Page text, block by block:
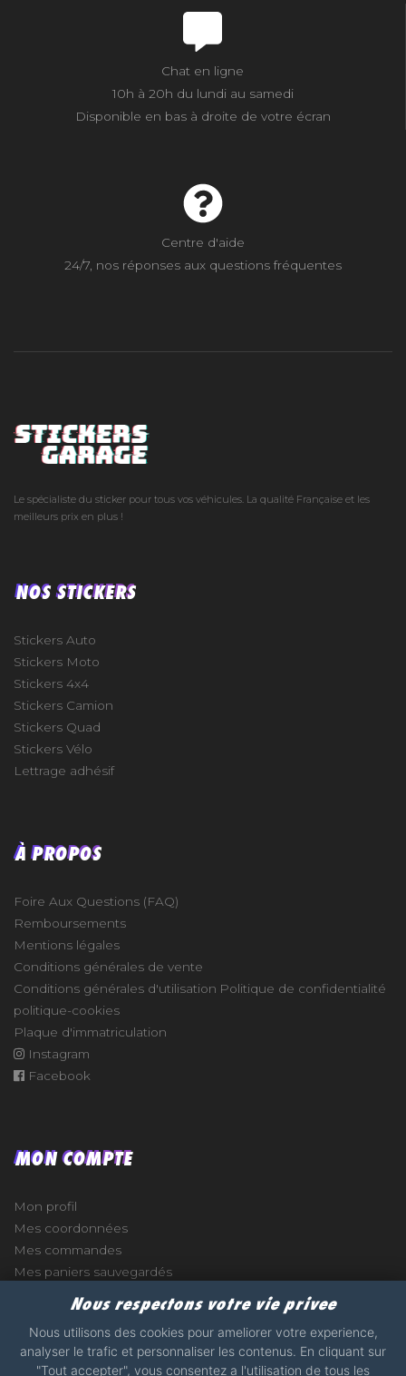
Chat en ligne
10h à 20h du lundi au samedi
Disponible en bas à droite de votre écran
Centre d'aide
24/7, nos réponses aux questions fréquentes
Le spécialiste du sticker pour tous vos véhicules. La qualité Française et les
meilleurs prix en plus !
NOS STICKERS
Stickers Auto
Stickers Moto
Stickers 4x4
Stickers Camion
Stickers Quad
Stickers Vélo
Lettrage adhésif
À PROPOS
Foire Aux Questions (FAQ)
Remboursements
Mentions légales
Conditions générales de vente
Conditions générales d'utilisation Politique de confidentialité
politique-cookies
Plaque d'immatriculation
Instagram
Facebook
MON COMPTE
Mon profil
Mes coordonnées
Mes commandes
Mes paniers sauvegardés
Nous respectons votre vie privee
Nous utilisons des cookies pour ameliorer votre experience,
analyser le trafic et personnaliser les contenus. En cliquant sur
"Tout accepter", vous consentez a l'utilisation de tous les